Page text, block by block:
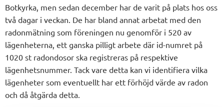
Botkyrka, men sedan december har de varit på plats hos oss
två dagar i veckan. De har bland annat arbetat med den
radonmätning som föreningen nu genomför i 520 av
lägenheterna, ett ganska pilligt arbete där id-numret på
1020 st radondosor ska registreras på respektive
lägenhetsnummer. Tack vare detta kan vi identifiera vilka
lägenheter som eventuellt har ett förhöjd värde av radon
och då åtgärda detta.